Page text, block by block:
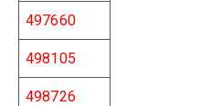
497660
498105
498726